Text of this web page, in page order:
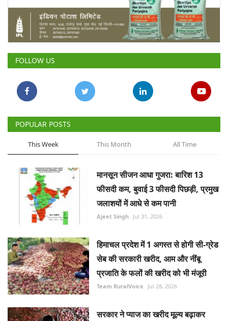
Rural Connect
Gallery
National
Latest News
Agriculture Conclave and NACOF
Awards 2022
Agri Start-Ups
Language
English Hindi
FOLLOW US
POPULAR POSTS
This Week This Month All Time
मानसून सीजन आधा गुजरा: बारिश 13
फीसदी कम, बुवाई 3 फीसदी पिछड़ी, प्रमुख
जलाशयों में आधे से कम पानी
Ajeet Singh Jul 31, 2026
हिमाचल प्रदेश में 1 अगस्त से होगी सी-ग्रेड
सेब की सरकारी खरीद, आम और नींबू
प्रजाति के फलों की खरीद को भी मंजूरी
Team RuralVoice Jul 28, 2026
सरकार ने प्याज का खरीद मूल्य बढ़ाकर